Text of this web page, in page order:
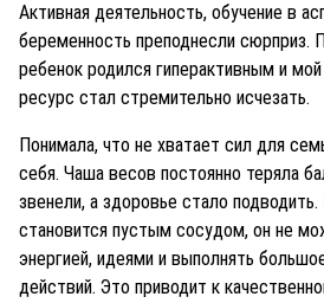
Активная деятельность, обучение в
беременность преподнесли сюрприз.
ребенок родился гиперактивным и
ресурс стал стремительно исчезать.
Понимала, что не хватает сил для
себя. Чаша весов постоянно теряла
звенели, а здоровье стало
становится пустым сосудом, он не
энергией, идеями и выполнять
действий. Это приводит к